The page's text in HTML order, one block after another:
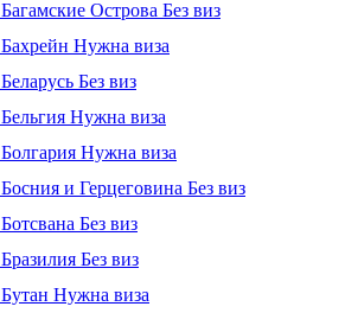
Багамские Острова Без виз
Бахрейн Нужна виза
Беларусь Без виз
Бельгия Нужна виза
Болгария Нужна виза
Босния и Герцеговина Без виз
Ботсвана Без виз
Бразилия Без виз
Бутан Нужна виза